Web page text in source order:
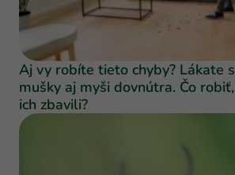
Aj vy robíte tieto chyby? Lákate
mušky aj myši dovnútra. Čo
ich zbavili?